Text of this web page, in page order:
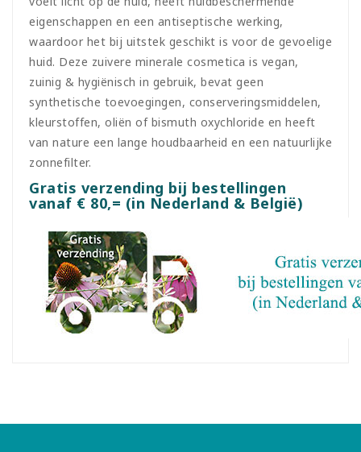
eigenschappen en een antiseptische werking,
waardoor het bij uitstek geschikt is voor de gevoelige
huid. Deze zuivere minerale cosmetica is vegan,
zuinig & hygiënisch in gebruik, bevat geen
synthetische toevoegingen, conserveringsmiddelen,
kleurstoffen, oliën of bismuth oxychloride en heeft
van nature een lange houdbaarheid en een natuurlijke
zonnefilter.
Gratis verzending bij bestellingen
vanaf € 80,= (in Nederland & België)